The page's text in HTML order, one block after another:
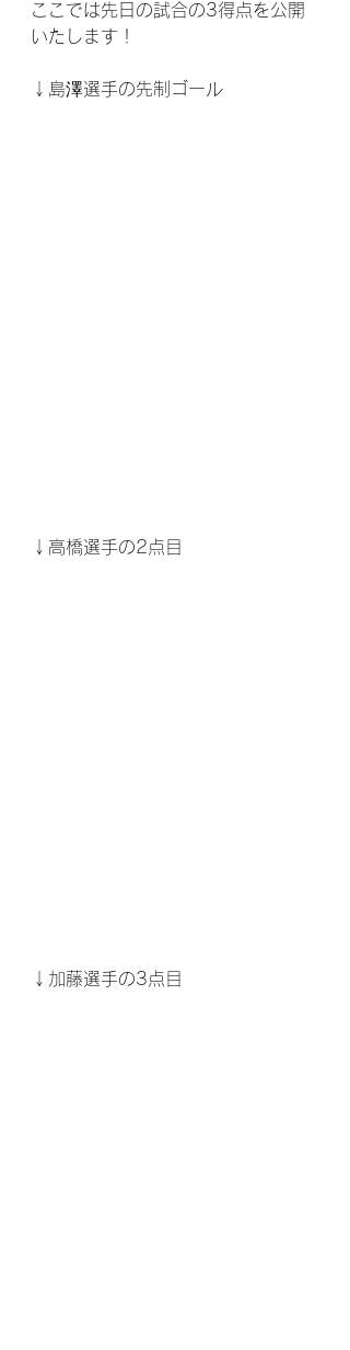
ここでは先日の試合の3得点を公開
いたします！
↓島澤選手の先制ゴール
↓高橋選手の2点目
↓加藤選手の3点目